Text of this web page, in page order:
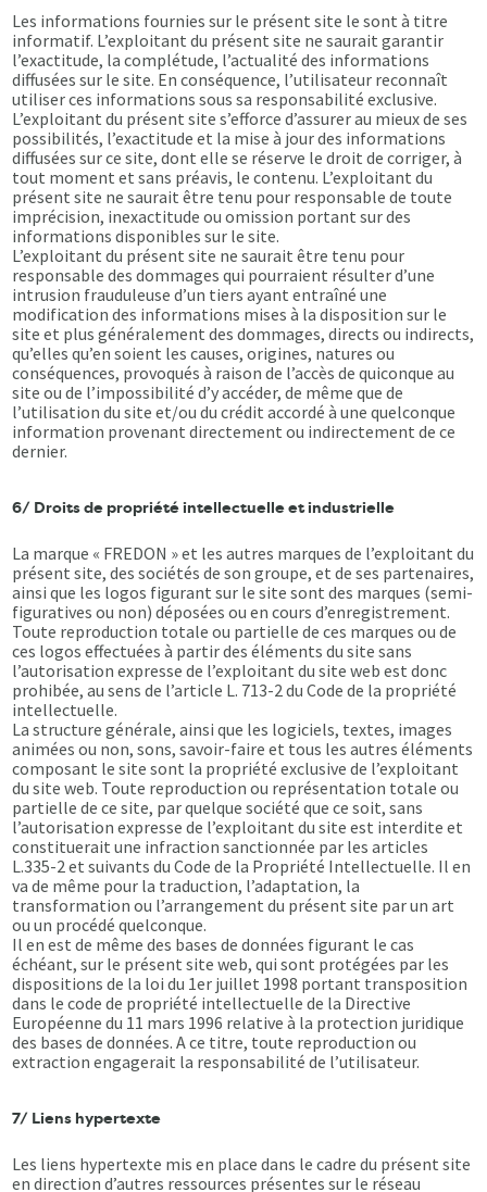
Les informations fournies sur le présent site le sont à titre
informatif. L’exploitant du présent site ne saurait garantir
l’exactitude, la complétude, l’actualité des informations
diffusées sur le site. En conséquence, l’utilisateur reconnaît
utiliser ces informations sous sa responsabilité exclusive.
L’exploitant du présent site s’efforce d’assurer au mieux de ses
possibilités, l’exactitude et la mise à jour des informations
diffusées sur ce site, dont elle se réserve le droit de corriger, à
tout moment et sans préavis, le contenu. L’exploitant du
présent site ne saurait être tenu pour responsable de toute
imprécision, inexactitude ou omission portant sur des
informations disponibles sur le site.
L’exploitant du présent site ne saurait être tenu pour
responsable des dommages qui pourraient résulter d’une
intrusion frauduleuse d’un tiers ayant entraîné une
modification des informations mises à la disposition sur le
site et plus généralement des dommages, directs ou indirects,
qu’elles qu’en soient les causes, origines, natures ou
conséquences, provoqués à raison de l’accès de quiconque au
site ou de l’impossibilité d’y accéder, de même que de
l’utilisation du site et/ou du crédit accordé à une quelconque
information provenant directement ou indirectement de ce
dernier.
6/ Droits de propriété intellectuelle et industrielle
La marque « FREDON » et les autres marques de l’exploitant du
présent site, des sociétés de son groupe, et de ses partenaires,
ainsi que les logos figurant sur le site sont des marques (semi-
figuratives ou non) déposées ou en cours d’enregistrement.
Toute reproduction totale ou partielle de ces marques ou de
ces logos effectuées à partir des éléments du site sans
l’autorisation expresse de l’exploitant du site web est donc
prohibée, au sens de l’article L. 713-2 du Code de la propriété
intellectuelle.
La structure générale, ainsi que les logiciels, textes, images
animées ou non, sons, savoir-faire et tous les autres éléments
composant le site sont la propriété exclusive de l’exploitant
du site web. Toute reproduction ou représentation totale ou
partielle de ce site, par quelque société que ce soit, sans
l’autorisation expresse de l’exploitant du site est interdite et
constituerait une infraction sanctionnée par les articles
L.335-2 et suivants du Code de la Propriété Intellectuelle. Il en
va de même pour la traduction, l’adaptation, la
transformation ou l’arrangement du présent site par un art
ou un procédé quelconque.
Il en est de même des bases de données figurant le cas
échéant, sur le présent site web, qui sont protégées par les
dispositions de la loi du 1er juillet 1998 portant transposition
dans le code de propriété intellectuelle de la Directive
Européenne du 11 mars 1996 relative à la protection juridique
des bases de données. A ce titre, toute reproduction ou
extraction engagerait la responsabilité de l’utilisateur.
7/ Liens hypertexte
Les liens hypertexte mis en place dans le cadre du présent site
en direction d’autres ressources présentes sur le réseau